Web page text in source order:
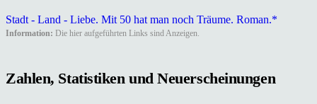
Stadt - Land - Liebe. Mit 50 hat man noch Träume. Roman.*
Information: Die hier aufgeführten Links sind Anzeigen.
Zahlen, Statistiken und Neuerscheinungen